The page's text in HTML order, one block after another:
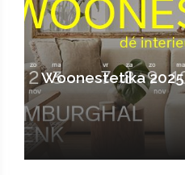
Woonestetika 2025